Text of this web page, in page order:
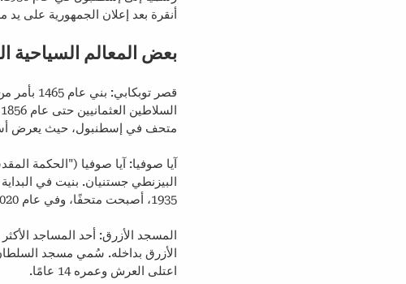
أنقرة بعد إعلان الجمهورية على
بعض المعالم السياحية
متحف في إسطنبول، حيث يعرض
1935، أصبحت متحفًا، وفي عام 2020، تم تحويلها مرة أخرى إلى مسجد.
المسجد الأزرق: أحد المساجد
اعتلى العرش وعمره 14 عامًا.